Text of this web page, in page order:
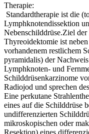
Therapie:
Standardtherapie ist die
Lymphknotendissektion
Nebenschilddrüse.Ziel
Thyreoidektomie ist
vorhandenem restlichem
pyramidalis) der
Lymphknoten- und
Schilddrüsenkarzinome
Radiojod und sprechen
Eine perkutane
eines auf die Schilddrüse
undifferenzierten
mikroskopischen oder
Resektion) eines